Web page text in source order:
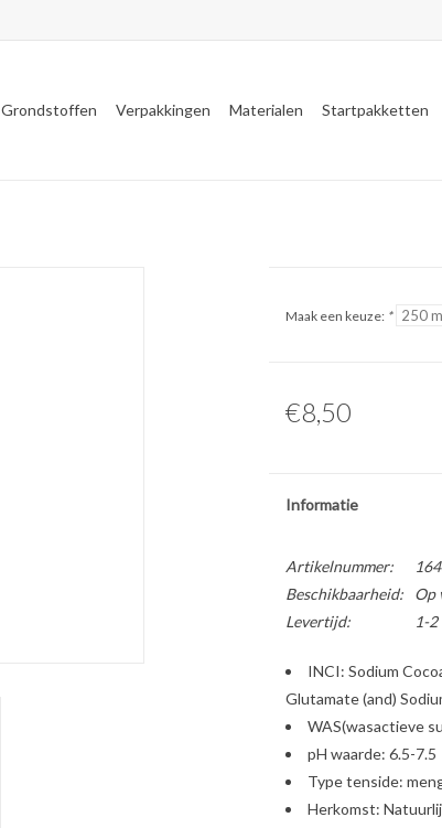
Grondstoffen Verpakkingen Materialen Startpakketten
Maak een keuze: *
€8,50
Informatie
Artikelnummer:
Beschikbaarheid:
Op
Levertijd:
1-
INCI: Sodium
Glutamate (and)
WAS(wasactieve
pH waarde: 6.5-7.5
Type tenside:
Herkomst: